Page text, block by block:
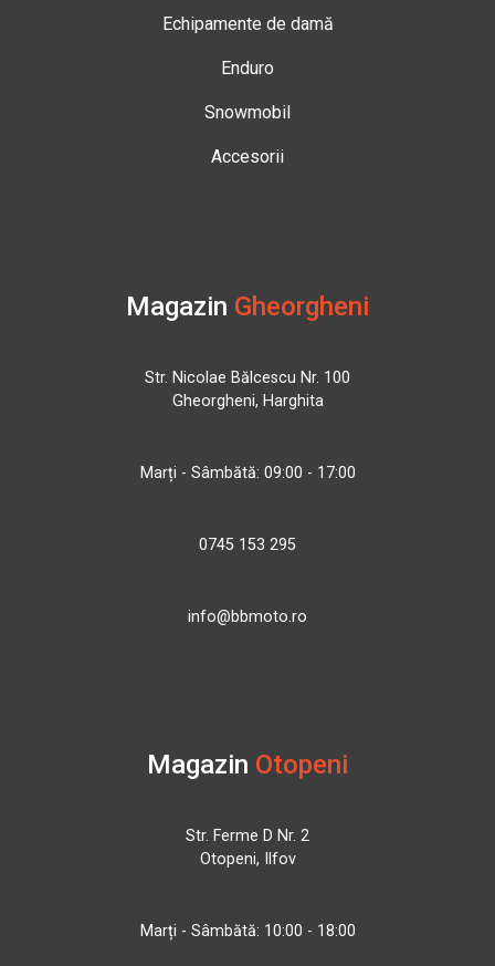
Echipamente de damă
Enduro
Snowmobil
Accesorii
Magazin Gheorgheni
Str. Nicolae Bălcescu Nr. 100
Gheorgheni, Harghita
Marți - Sâmbătă: 09:00 - 17:00
0745 153 295
info@bbmoto.ro
Magazin Otopeni
Str. Ferme D Nr. 2
Otopeni, Ilfov
Marți - Sâmbătă: 10:00 - 18:00